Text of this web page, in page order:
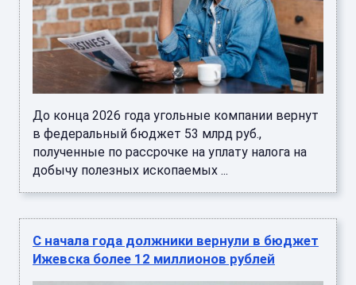
До конца 2026 года угольные компании вернут
в федеральный бюджет 53 млрд руб.,
полученные по рассрочке на уплату налога на
добычу полезных ископаемых ...
С начала года должники вернули в бюджет
Ижевска более 12 миллионов рублей